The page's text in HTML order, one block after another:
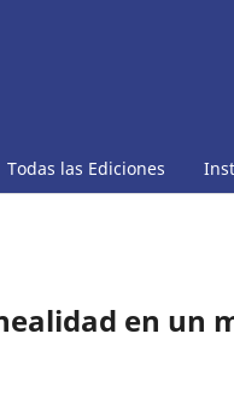
Todas las Ediciones
en un